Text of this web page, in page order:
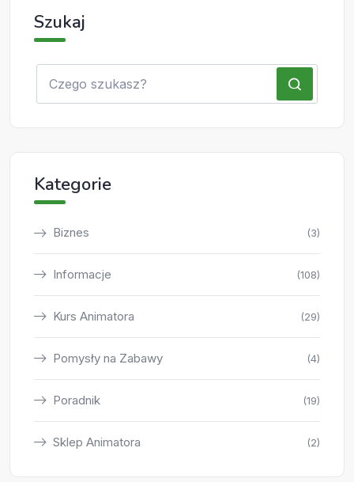
Szukaj
Kategorie
Biznes (3)
Informacje (108)
Kurs Animatora (29)
Pomysły na Zabawy (4)
Poradnik (19)
Sklep Animatora (2)